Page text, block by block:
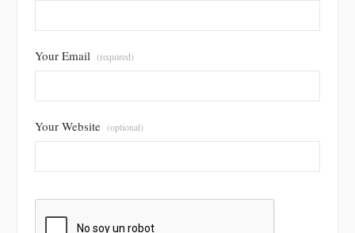
Your Email (required)
Your Website (optional)